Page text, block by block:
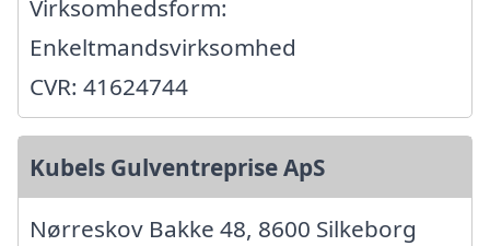
Virksomhedsform:
Enkeltmandsvirksomhed
CVR: 41624744
Kubels Gulventreprise ApS
Nørreskov Bakke 48, 8600 Silkeborg